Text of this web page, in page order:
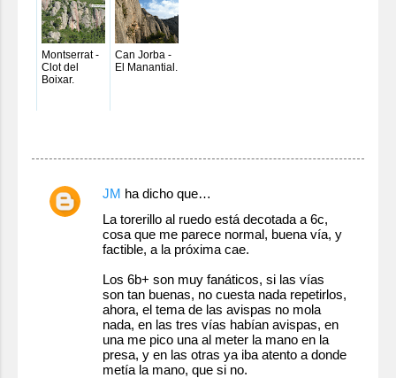
Montserrat -
Clot del
Boixar.
Can Jorba -
El Manantial.
C
o
JM ha dicho que…
La torerillo al ruedo está decotada a 6c,
cosa que me parece normal, buena vía, y
factible, a la próxima cae.
Los 6b+ son muy fanáticos, si las vías
son tan buenas, no cuesta nada repetirlos,
ahora, el tema de las avispas no mola
nada, en las tres vías habían avispas, en
una me pico una al meter la mano en la
presa, y en las otras ya iba atento a donde
metía la mano, que si no.